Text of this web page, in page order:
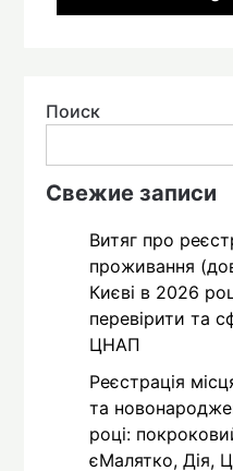
Поиск
Свежие записи
Витяг про
проживання
Києві в 2026
перевірити та
ЦНАП
Реєстрація
та
році:
єМалятко, Дія,